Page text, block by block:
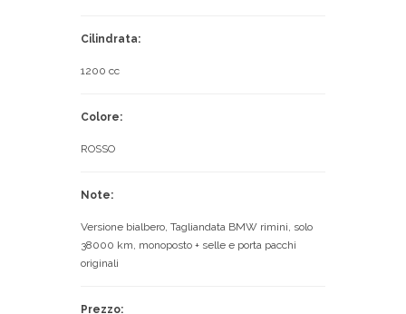
Cilindrata:
1200 cc
Colore:
ROSSO
Note:
Versione bialbero, Tagliandata BMW rimini, solo
38000 km, monoposto + selle e porta pacchi
originali
Prezzo: